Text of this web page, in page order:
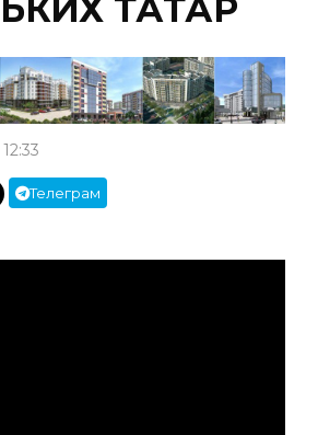
ТАТАР
Телеграм